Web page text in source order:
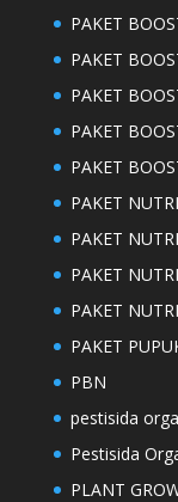
PAKET
PAKET
PAKET
PAKET
PAKET
PAKET
PAKET
PAKET
PAKET
PAKET
PBN
pestisida
Pestisida
PLANT